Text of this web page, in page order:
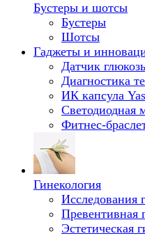
Бустеры и шотсы
Бустеры
Шотсы
Гаджеты и
Датчик
Диагностика
ИК капсула
Светодиодная
Фитнес-
Гинекология
Исследования
Превентивная
Эстетическая